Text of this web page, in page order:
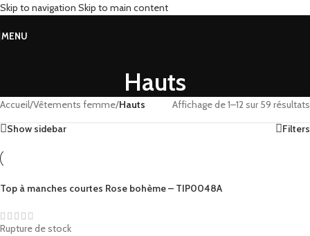
Skip to navigation Skip to main content
MENU
Hauts
Accueil/Vêtements femme/Hauts
Affichage de 1–12 sur 59 résultats
Show sidebar
Filters
Top à manches courtes Rose bohème – TIP0048A
Rupture de stock